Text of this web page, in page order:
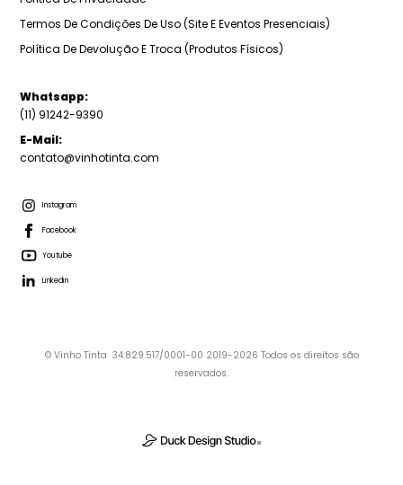
Termos De Condições De Uso (Site E Eventos Presenciais)
Política De Devolução E Troca (Produtos Físicos)
Whatsapp:
(11) 91242-9390
E-Mail:
contato@vinhotinta.com
Instagram
Facebook
Youtube
Linkedin
© Vinho Tinta 34.829.517/0001-00 2019-2026 Todos os direitos são
reservados.